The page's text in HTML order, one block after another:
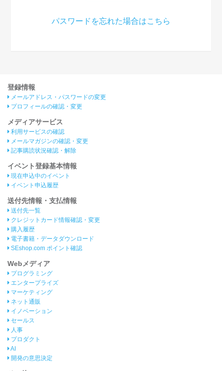
パスワードを忘れた場合はこちら
登録情報
メールアドレス・パスワードの変更
プロフィールの確認・変更
メディアサービス
利用サービスの確認
メールマガジンの確認・変更
記事購読状況確認・解除
イベント登録基本情報
現在申込中のイベント
イベント申込履歴
送付先情報・支払情報
送付先一覧
クレジットカード情報確認・変更
購入履歴
電子書籍・データダウンロード
SEshop.com ポイント確認
Webメディア
プログラミング
エンタープライズ
マーケティング
ネット通販
イノベーション
セールス
人事
プロダクト
AI
開発の意思決定